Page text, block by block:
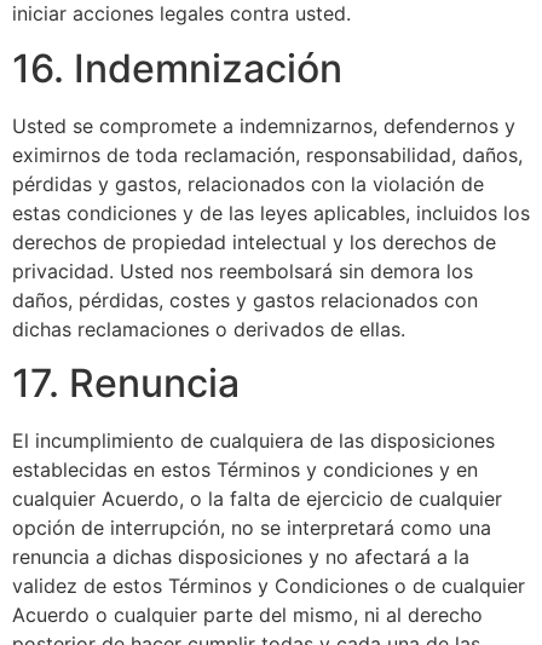
iniciar acciones legales contra usted.
16. Indemnización
Usted se compromete a indemnizarnos, defendernos y
eximirnos de toda reclamación, responsabilidad, daños,
pérdidas y gastos, relacionados con la violación de
estas condiciones y de las leyes aplicables, incluidos los
derechos de propiedad intelectual y los derechos de
privacidad. Usted nos reembolsará sin demora los
daños, pérdidas, costes y gastos relacionados con
dichas reclamaciones o derivados de ellas.
17. Renuncia
El incumplimiento de cualquiera de las disposiciones
establecidas en estos Términos y condiciones y en
cualquier Acuerdo, o la falta de ejercicio de cualquier
opción de interrupción, no se interpretará como una
renuncia a dichas disposiciones y no afectará a la
validez de estos Términos y Condiciones o de cualquier
Acuerdo o cualquier parte del mismo, ni al derecho